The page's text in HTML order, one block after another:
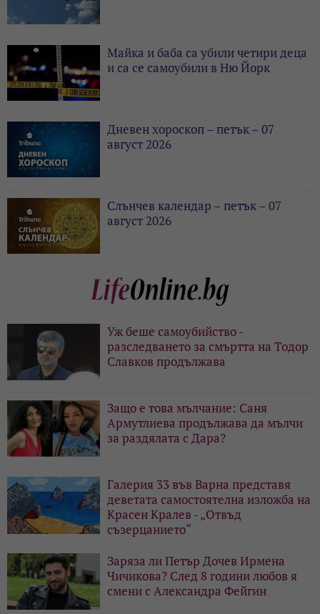
Майка и баба са убили четири деца
и са се самоубили в Ню Йорк
Дневен хороскоп – петък – 07
август 2026
Слънчев календар – петък – 07
август 2026
Уж беше самоубийство -
разследването за смъртта на Тодор
Славков продължава
Защо е това мълчание: Саня
Армутлиева продължава да мълчи
за раздялата с Дара?
Галерия 33 във Варна представя
деветата самостоятелна изложба на
Красен Кралев - „Отвъд
съзерцанието“
Заряза ли Петър Дочев Ирмена
Чичикова? След 8 години любов я
смени с Александра Фейгин